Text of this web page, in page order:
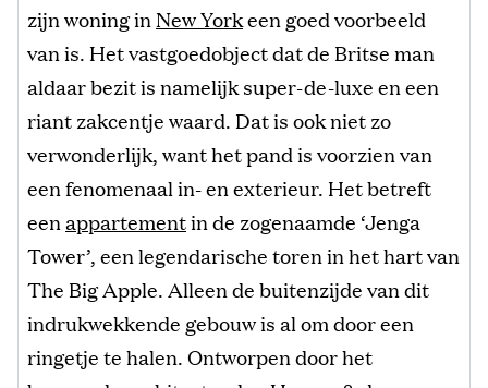
zijn woning in New Yorkeen goed voorbeeld
van is. Het vastgoedobject dat de Britse man
aldaar bezit is namelijk super-de-luxe en een
riant zakcentje waard. Dat is ook niet zo
verwonderlijk, want het pand is voorzien van
een fenomenaal in- en exterieur. Het betreft
eenappartementin de zogenaamde ‘Jenga
Tower’, een legendarische toren in het hart van
The Big Apple. Alleen de buitenzijde van dit
indrukwekkende gebouw is al om door een
ringetje te halen. Ontworpen door het